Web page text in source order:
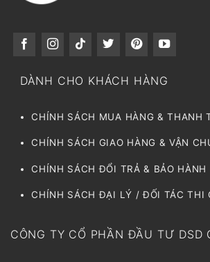
DÀNH CHO KHÁCH HÀNG
CHÍNH SÁCH MUA HÀNG & THANH
CHÍNH SÁCH GIAO HÀNG & VẬN
CHÍNH SÁCH ĐỔI TRẢ & BẢO HÀNH
CHÍNH SÁCH ĐẠI LÝ / ĐỐI TÁC THI
CÔNG TY CỔ PHẦN ĐẦU TƯ DSD